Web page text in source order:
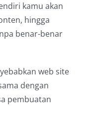
kamu akan
hingga
benar-benar
web site
dengan
pembuatan